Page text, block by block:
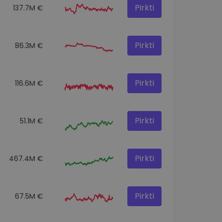
137.7M € Pirkti
86.3M € Pirkti
116.6M € Pirkti
51.1M € Pirkti
467.4M € Pirkti
67.5M € Pirkti